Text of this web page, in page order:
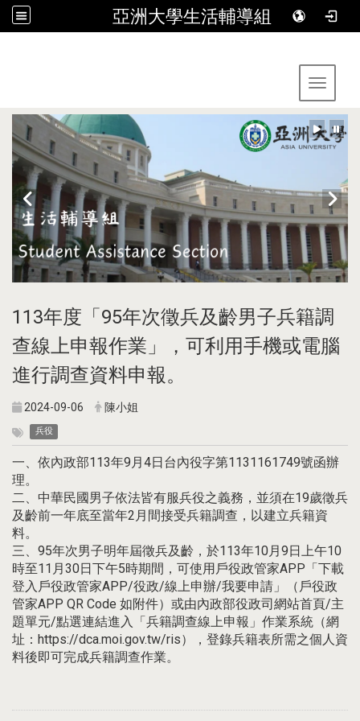
亞洲大學生活輔導組
Toggle
113年度「95年次徵兵及齡男子兵籍調
查線上申報作業」，可利用手機或電腦
進行調查資料申報。
2024-09-06 陳小姐
兵役
一、依內政部113年9月4日台內役字第1131161749號函辦
理。
二、中華民國男子依法皆有服兵役之義務，並須在19歲徵兵
及齡前一年底至當年2月間接受兵籍調查，以建立兵籍資
料。
三、95年次男子明年屆徵兵及齡，於113年10月9日上午10
時至11月30日下午5時期間，可使用戶役政管家APP「下載
登入戶役政管家APP/役政/線上申辦/我要申請」（戶役政
管家APP QR Code 如附件）或由內政部役政司網站首頁/主
題單元/點選連結進入「兵籍調查線上申報」作業系統（網
址：https://dca.moi.gov.tw/ris），登錄兵籍表所需之個人資
料後即可完成兵籍調查作業。